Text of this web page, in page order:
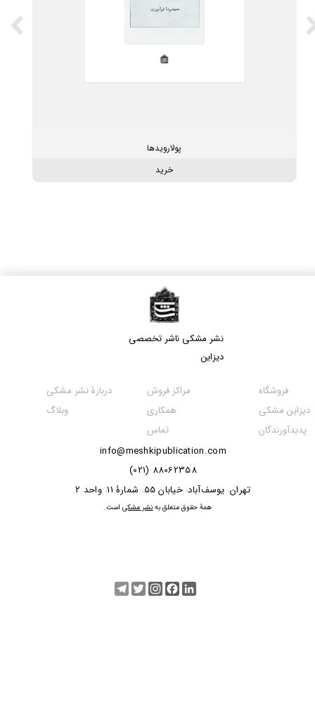
پولارویدها
خرید
نشر مشکی​​​​​​​ ناشر تخصصی
دیزاین
info@meshkipublication.com
88062358 (021)
​​​​​​تهران، یوسف‌آباد، خیابان 55 ، شمارۀ 11 ،واحد 2
مراکز فروش
همکاری
تماس
فروشگاه
دیزاین مشکی
پدیدآورندگان
دربارۀ نشر مشکی
وبلاگ
​همۀ حقوق متعلق به نشر مشکیاست.
Telegram
TwitterInstagramFacebook